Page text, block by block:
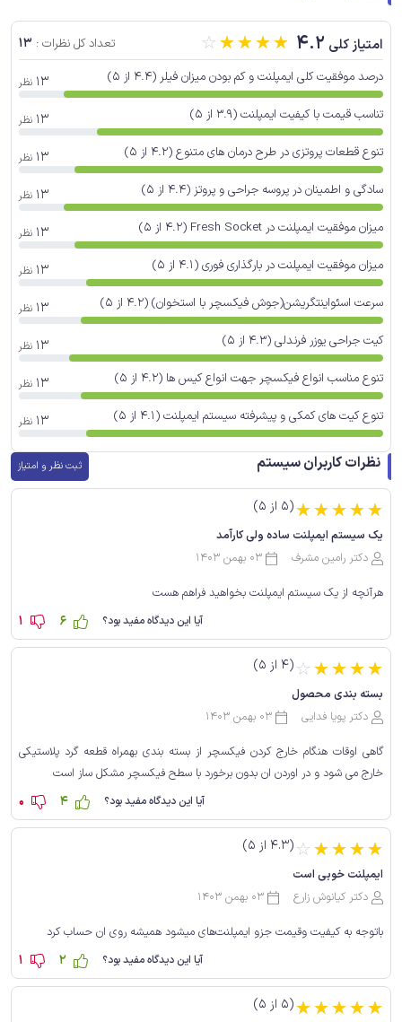
امتیاز کلی 4.2
☆☆☆☆☆ تعداد کل نظرات : 13
درصد موفقیت کلی ایمپلنت و کم بودن میزان فیلر (4.4 از 5) 13 نظر
تناسب قیمت با کیفیت ایمپلنت (3.9 از 5) 13 نظر
تنوع قطعات پروتزی در طرح درمان های متنوع (4.2 از 5) 13 نظر
سادگی و اطمینان در پروسه جراحی و پروتز (4.4 از 5) 13 نظر
میزان موفقیت ایمپلنت در Fresh Socket (4.2 از 5) 13 نظر
میزان موفقیت ایمپلنت در بارگذاری فوری (4.1 از 5) 13 نظر
سرعت اسئواینتگریشن(جوش فیکسچر با استخوان) (4.2 از 5) 13 نظر
کیت جراحی یوزر فرندلی (4.3 از 5) 13 نظر
تنوع مناسب انواع فیکسچر جهت انواع کیس ها (4.2 از 5) 13 نظر
تنوع کیت های کمکی و پیشرفته سیستم ایمپلنت (4.1 از 5) 13 نظر
نظرات کاربران سیستم ثبت نظر و امتیاز
(5 از 5)☆☆☆☆☆
یک سیستم ایمپلنت ساده ولی کارآمد
دکتر رامین مشرف
03 بهمن 1403
هرآنچه از یک سیستم ایمپلنت بخواهید فراهم هست
آیا این دیدگاه مفید بود؟ 6
1
(4 از 5)☆☆☆☆☆
بسته بندی محصول
دکتر پویا فدایی
03 بهمن 1403
گاهی اوقات هنگام خارج کردن فیکسچر از بسته بندی بهمراه قطعه گرد پلاستیکی
خارج می شود و در اوردن ان بدون برخورد با سطح فیکسچر مشکل ساز است
آیا این دیدگاه مفید بود؟ 4
0
(4.3 از 5)☆☆☆☆☆
ایمپلنت خوبی است
دکتر کیانوش زارع
03 بهمن 1403
باتوجه به کیفیت وقیمت جزو ایمپلنت‌های میشود همیشه روی ان حساب کرد
آیا این دیدگاه مفید بود؟ 2
1
(5 از 5)☆☆☆☆☆